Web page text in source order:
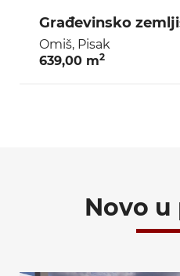
Omiš, Pisak
639,00 m2
Novo